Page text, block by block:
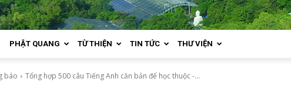
PHẬT QUANG TỪ THIỆN TIN TỨC THƯ VIỆN
báo Tổng hợp 500 câu Tiếng Anh căn bản để học thuộc -...